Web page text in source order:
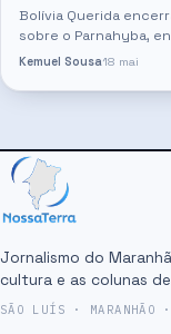
Bolívia Querida
sobre o Parnahyba,
empate diante do IAPE
Kemuel Sousa18 mai
Jornalismo do
cultura e as colunas
SÃO LUÍS · MARANHÃO